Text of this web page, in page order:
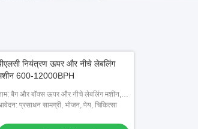
नियंत्रण ऊपर और नीचे लेबलिंग
600-12000BPH
बैग और बॉक्स ऊपर और नीचे लेबलिंग मशीन,
लेबलिंग मशीन
प्रसाधन सामग्री, भोजन, पेय, चिकित्सा